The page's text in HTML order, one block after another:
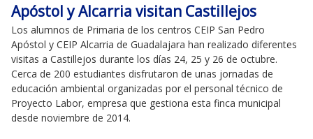
Apóstol y Alcarria visitan Castillejos
Los alumnos de Primaria de los centros CEIP San Pedro
Apóstol y CEIP Alcarria de Guadalajara han realizado diferentes
visitas a Castillejos durante los días 24, 25 y 26 de octubre.
Cerca de 200 estudiantes disfrutaron de unas jornadas de
educación ambiental organizadas por el personal técnico de
Proyecto Labor, empresa que gestiona esta finca municipal
desde noviembre de 2014.